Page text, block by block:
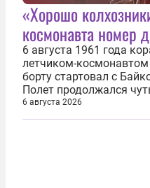
«Хорошо
космонавта номер
6 августа 1961 года
летчиком-
борту стартовал с
Полет продолжался
второй человек в
Советского Союза и
6 августа 2026